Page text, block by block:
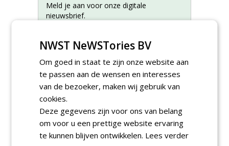
Meld je aan voor onze digitale
nieuwsbrief.
NWST NeWSTories BV
Om goed in staat te zijn onze website aan
te passen aan de wensen en interesses
van de bezoeker, maken wij gebruik van
cookies.
Deze gegevens zijn voor ons van belang
om voor u een prettige website ervaring
te kunnen blijven ontwikkelen. Lees verder